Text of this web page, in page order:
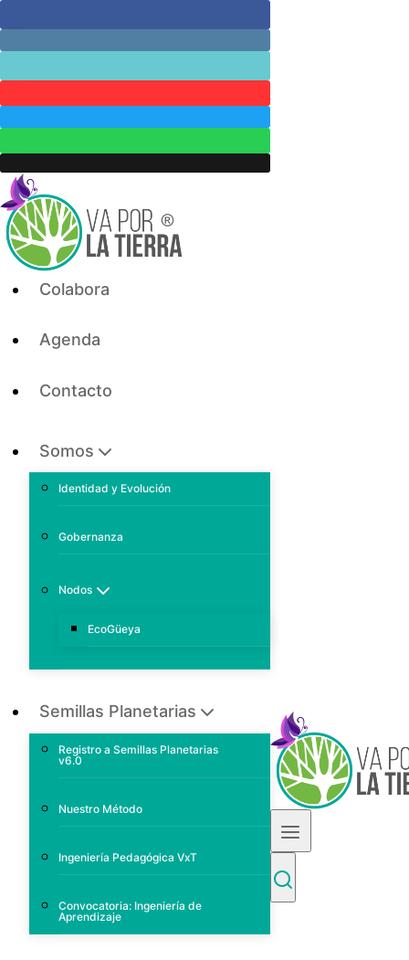
to
Colabora
Agenda
Contacto
Somos
Identidad y Evolución
Gobernanza
Nodos
EcoGüeya
Semillas Planetarias
Registro a Semillas Planetarias
v6.0
Nuestro Método
Ingeniería Pedagógica VxT
Convocatoria: Ingeniería de
Aprendizaje